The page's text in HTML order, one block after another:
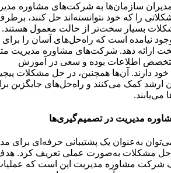
سازمان‌ها به شرکت‌های مشاوره
را که خود نتوانسته‌اند حل کنند،
مشکلات بسیار سخت‌تر از حالت معمول
نیامده است که راه‌حل‌های آسان را برای
ارائه دهد. شرکت‌های مشاوره مدیریت
اطلاعات بوده و سعی در آموزش
دارند. آن‌ها همچنین، در حل مشکلات
ارشد کمک می‌کنند و راه‌حل‌های جایگزین
می‌یابند.
مدیریت در تصمیم‌گیری‌ها
به‌عنوان یک پشتیبانی حرفه‌ای برای
حل مشکلات به‌صورت عملی تعریف کرد.
شرکت مشاوره مدیریت این است که